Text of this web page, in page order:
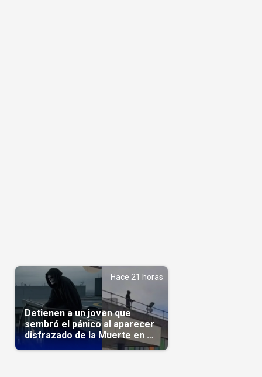
Hace 21 horas
Detienen a un joven que
sembró el pánico al aparecer
disfrazado de la Muerte en un